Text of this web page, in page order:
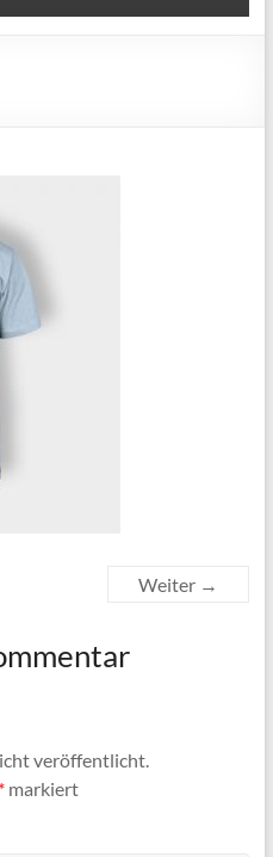
Weiter →
veröffentlicht.
*markiert